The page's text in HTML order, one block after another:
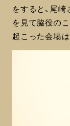
をすると、尾
を見て脇役の
起こった会場